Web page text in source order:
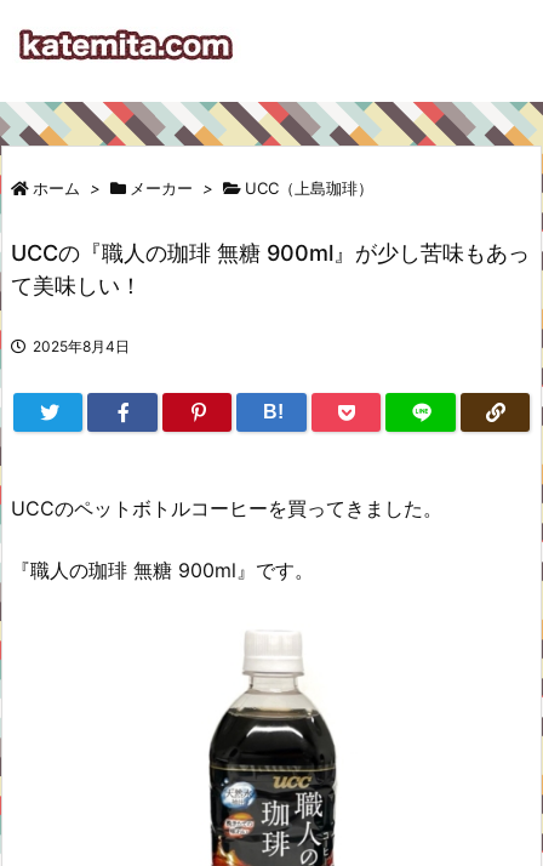
ホーム > メーカー > UCC（上島珈琲）
UCCの『職人の珈琲 無糖 900ml』が少し苦味もあっ
て美味しい！
2025年8月4日
B!
UCCのペットボトルコーヒーを買ってきました。
『職人の珈琲 無糖 900ml』です。